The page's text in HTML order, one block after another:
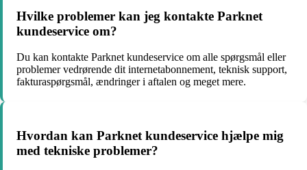
Hvilke problemer kan jeg kontakte Parknet
kundeservice om?
Du kan kontakte Parknet kundeservice om alle spørgsmål eller
problemer vedrørende dit internetabonnement, teknisk support,
fakturaspørgsmål, ændringer i aftalen og meget mere.
Hvordan kan Parknet kundeservice hjælpe mig
med tekniske problemer?